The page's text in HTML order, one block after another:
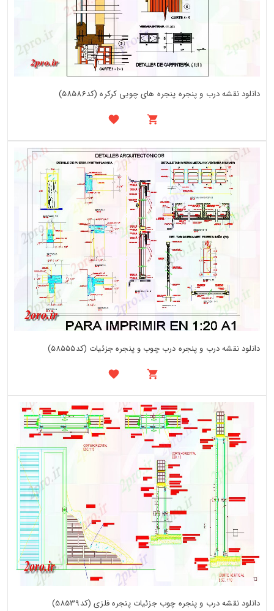
دانلود نقشه درب و پنجره پنجره های چوبی کرکره (کد58586)
دانلود نقشه درب و پنجره درب چوب و پنجره جزئیات (کد58555)
دانلود نقشه درب و پنجره چوب جزئیات پنجره فلزی (کد58539)